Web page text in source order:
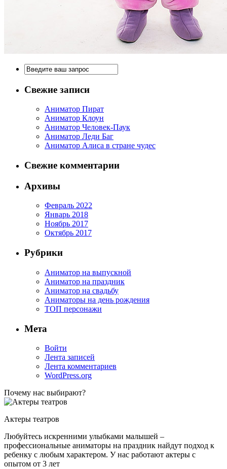
Свежие записи
Аниматор Пират
Аниматор Клоун
Аниматор Человек-Паук
Аниматор Леди Баг
Аниматор Алиса в стране чудес
Свежие комментарии
Архивы
Февраль 2022
Январь 2018
Ноябрь 2017
Октябрь 2017
Рубрики
Аниматор на выпускной
Аниматор на праздник
Аниматор на свадьбу
Аниматоры на день рождения
ТОП персонажи
Мета
Войти
Лента записей
Лента комментариев
WordPress.org
Почему нас выбирают?
Актеры театров
Любуйтесь искренними улыбками малышей –
профессиональные аниматоры на праздник найдут подход к
ребенку с любым характером. У нас работают актеры с
опытом от 3 лет